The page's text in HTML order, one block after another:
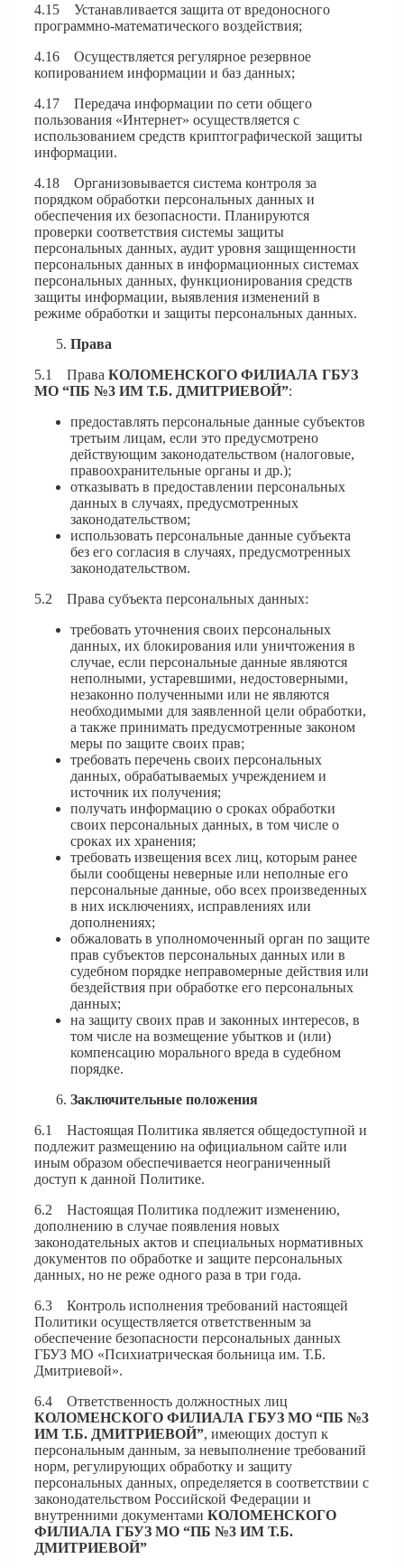
4.15 Устанавливается защита от вредоносного
программно-математического воздействия;
4.16 Осуществляется регулярное резервное
копированием информации и баз данных;
4.17 Передача информации по сети общего
пользования «Интернет» осуществляется с
использованием средств криптографической защиты
информации.
4.18 Организовывается система контроля за
порядком обработки персональных данных и
обеспечения их безопасности. Планируются
проверки соответствия системы защиты
персональных данных, аудит уровня защищенности
персональных данных в информационных системах
персональных данных, функционирования средств
защиты информации, выявления изменений в
режиме обработки и защиты персональных данных.
Права
5.1 Права КОЛОМЕНСКОГО ФИЛИАЛА ГБУЗ
МО “ПБ №3 ИМ Т.Б. ДМИТРИЕВОЙ”:
предоставлять персональные данные субъектов
третьим лицам, если это предусмотрено
действующим законодательством (налоговые,
правоохранительные органы и др.);
отказывать в предоставлении персональных
данных в случаях, предусмотренных
законодательством;
использовать персональные данные субъекта
без его согласия в случаях, предусмотренных
законодательством.
5.2 Права субъекта персональных данных:
требовать уточнения своих персональных
данных, их блокирования или уничтожения в
случае, если персональные данные являются
неполными, устаревшими, недостоверными,
незаконно полученными или не являются
необходимыми для заявленной цели обработки,
а также принимать предусмотренные законом
меры по защите своих прав;
требовать перечень своих персональных
данных, обрабатываемых учреждением и
источник их получения;
получать информацию о сроках обработки
своих персональных данных, в том числе о
сроках их хранения;
требовать извещения всех лиц, которым ранее
были сообщены неверные или неполные его
персональные данные, обо всех произведенных
в них исключениях, исправлениях или
дополнениях;
обжаловать в уполномоченный орган по защите
прав субъектов персональных данных или в
судебном порядке неправомерные действия или
бездействия при обработке его персональных
данных;
на защиту своих прав и законных интересов, в
том числе на возмещение убытков и (или)
компенсацию морального вреда в судебном
порядке.
Заключительные положения
6.1 Настоящая Политика является общедоступной и
подлежит размещению на официальном сайте или
иным образом обеспечивается неограниченный
доступ к данной Политике.
6.2 Настоящая Политика подлежит изменению,
дополнению в случае появления новых
законодательных актов и специальных нормативных
документов по обработке и защите персональных
данных, но не реже одного раза в три года.
6.3 Контроль исполнения требований настоящей
Политики осуществляется ответственным за
обеспечение безопасности персональных данных
ГБУЗ МО «Психиатрическая больница им. Т.Б.
Дмитриевой».
6.4 Ответственность должностных лиц
КОЛОМЕНСКОГО ФИЛИАЛА ГБУЗ МО “ПБ №3
ИМ Т.Б. ДМИТРИЕВОЙ”, имеющих доступ к
персональным данным, за невыполнение требований
норм, регулирующих обработку и защиту
персональных данных, определяется в соответствии с
законодательством Российской Федерации и
внутренними документами КОЛОМЕНСКОГО
ФИЛИАЛА ГБУЗ МО “ПБ №3 ИМ Т.Б.
ДМИТРИЕВОЙ”